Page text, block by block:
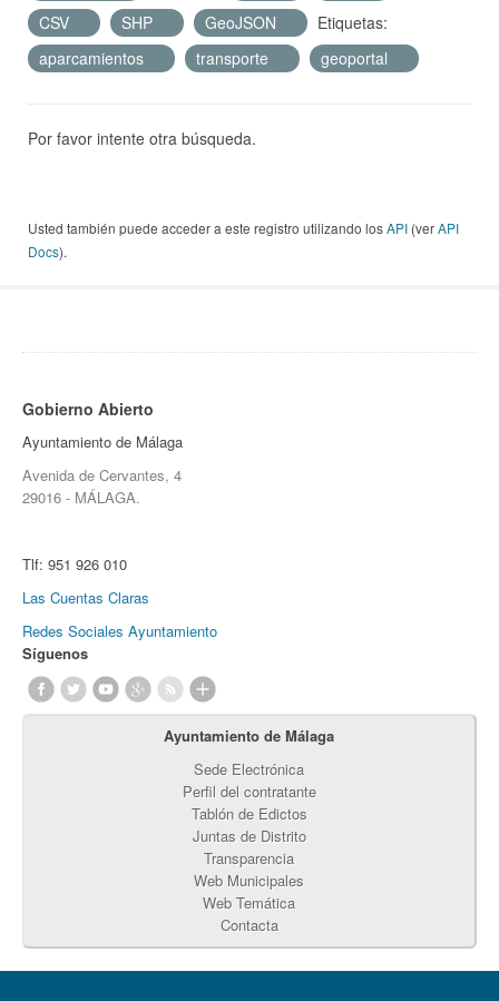
CSV
SHP GeoJSON
Etiquetas:
aparcamientos
transporte geoportal
Por favor intente otra búsqueda.
Usted también puede acceder a este registro utilizando losAPI (verAPI
Docs).
Gobierno Abierto
Ayuntamiento de Málaga
Avenida de Cervantes, 4
29016 - MÁLAGA.
Tlf: 951 926 010
Las Cuentas Claras
Redes Sociales Ayuntamiento
Síguenos
Ayuntamiento de Málaga
Sede Electrónica
Perfil del contratante
Tablón de Edictos
Juntas de Distrito
Transparencia
Web Municipales
Web Temática
Contacta